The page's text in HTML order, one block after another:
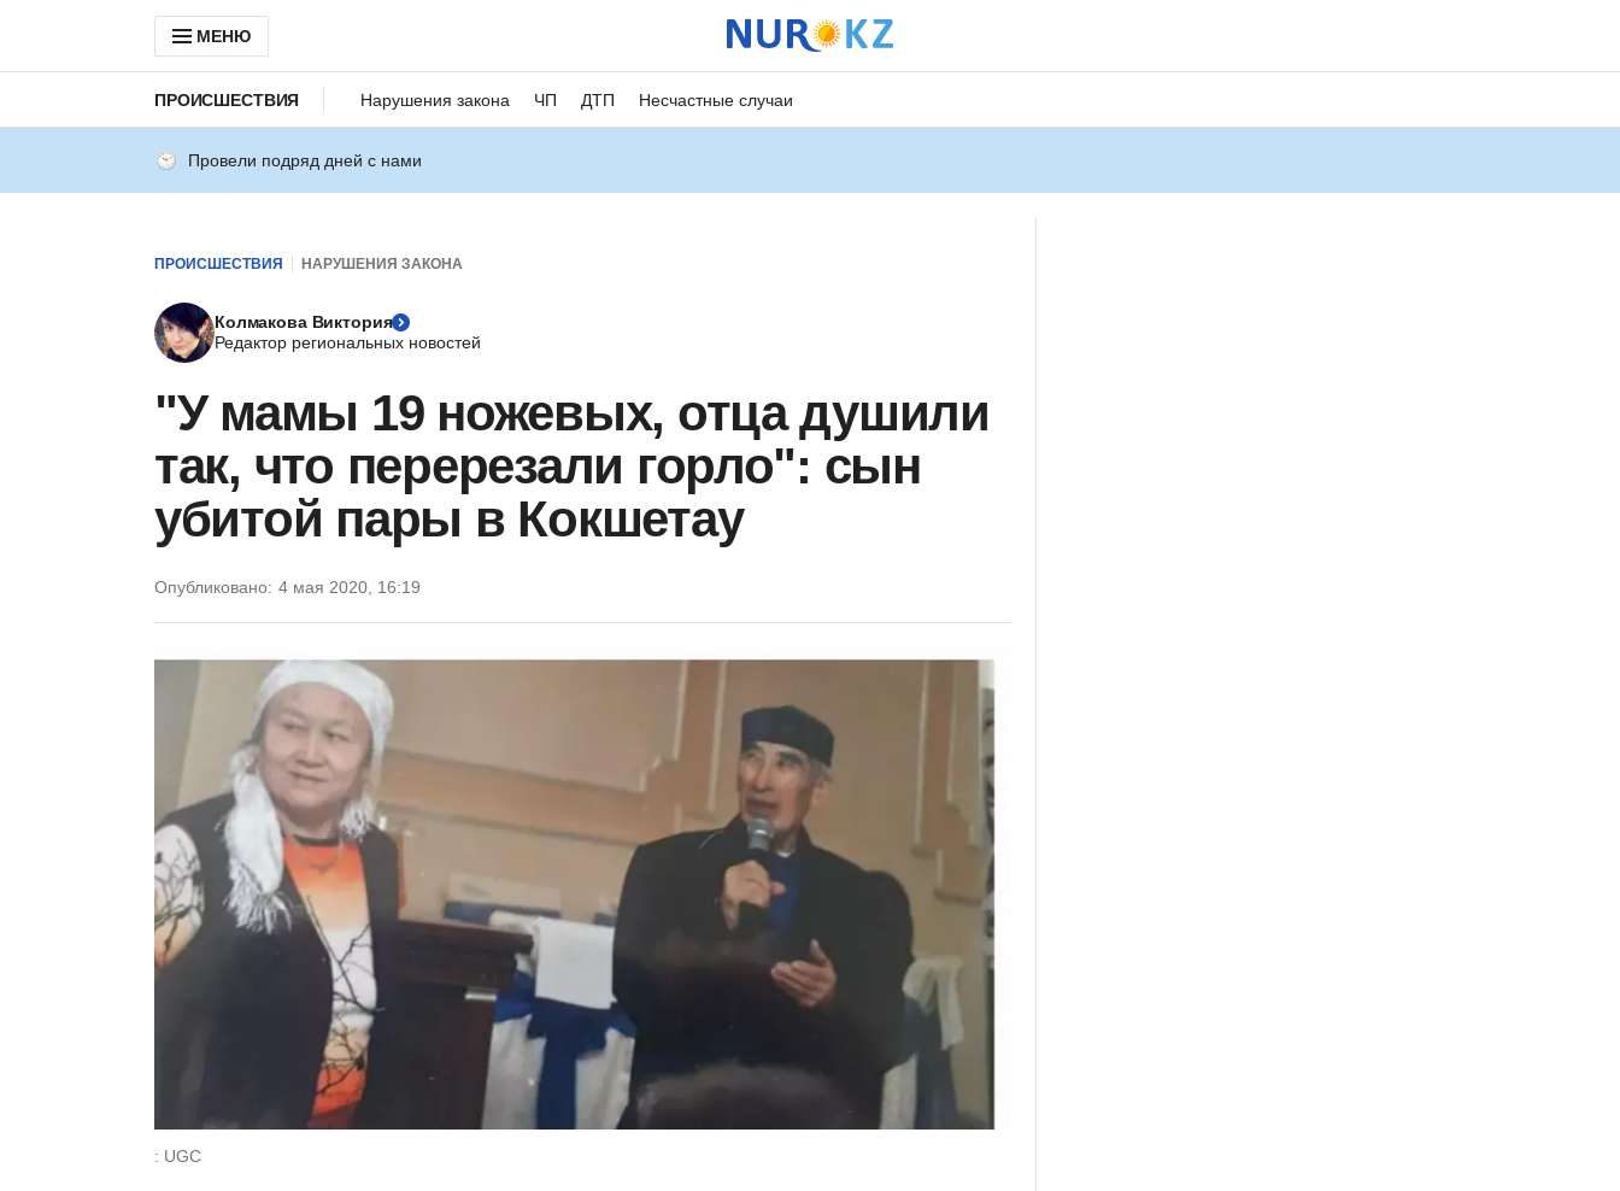
МЕНЮ
ПРОИСШЕСТВИЯ Нарушения закона ЧП ДТП Несчастные случаи
Провели подряд дней с нами
ПРОИСШЕСТВИЯ НАРУШЕНИЯ ЗАКОНА
Колмакова Виктория
Редактор региональных новостей
"У мамы 19 ножевых, отца душили
так, что перерезали горло": сын
убитой пары в Кокшетау
Опубликовано: 4 мая 2020, 16:19
: UGC